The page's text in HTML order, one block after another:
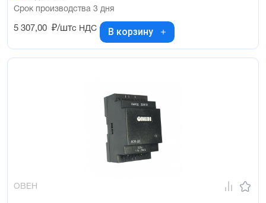
Срок производства 3 дня
5 307,00 ₽/штс НДС В корзину
ОВЕН